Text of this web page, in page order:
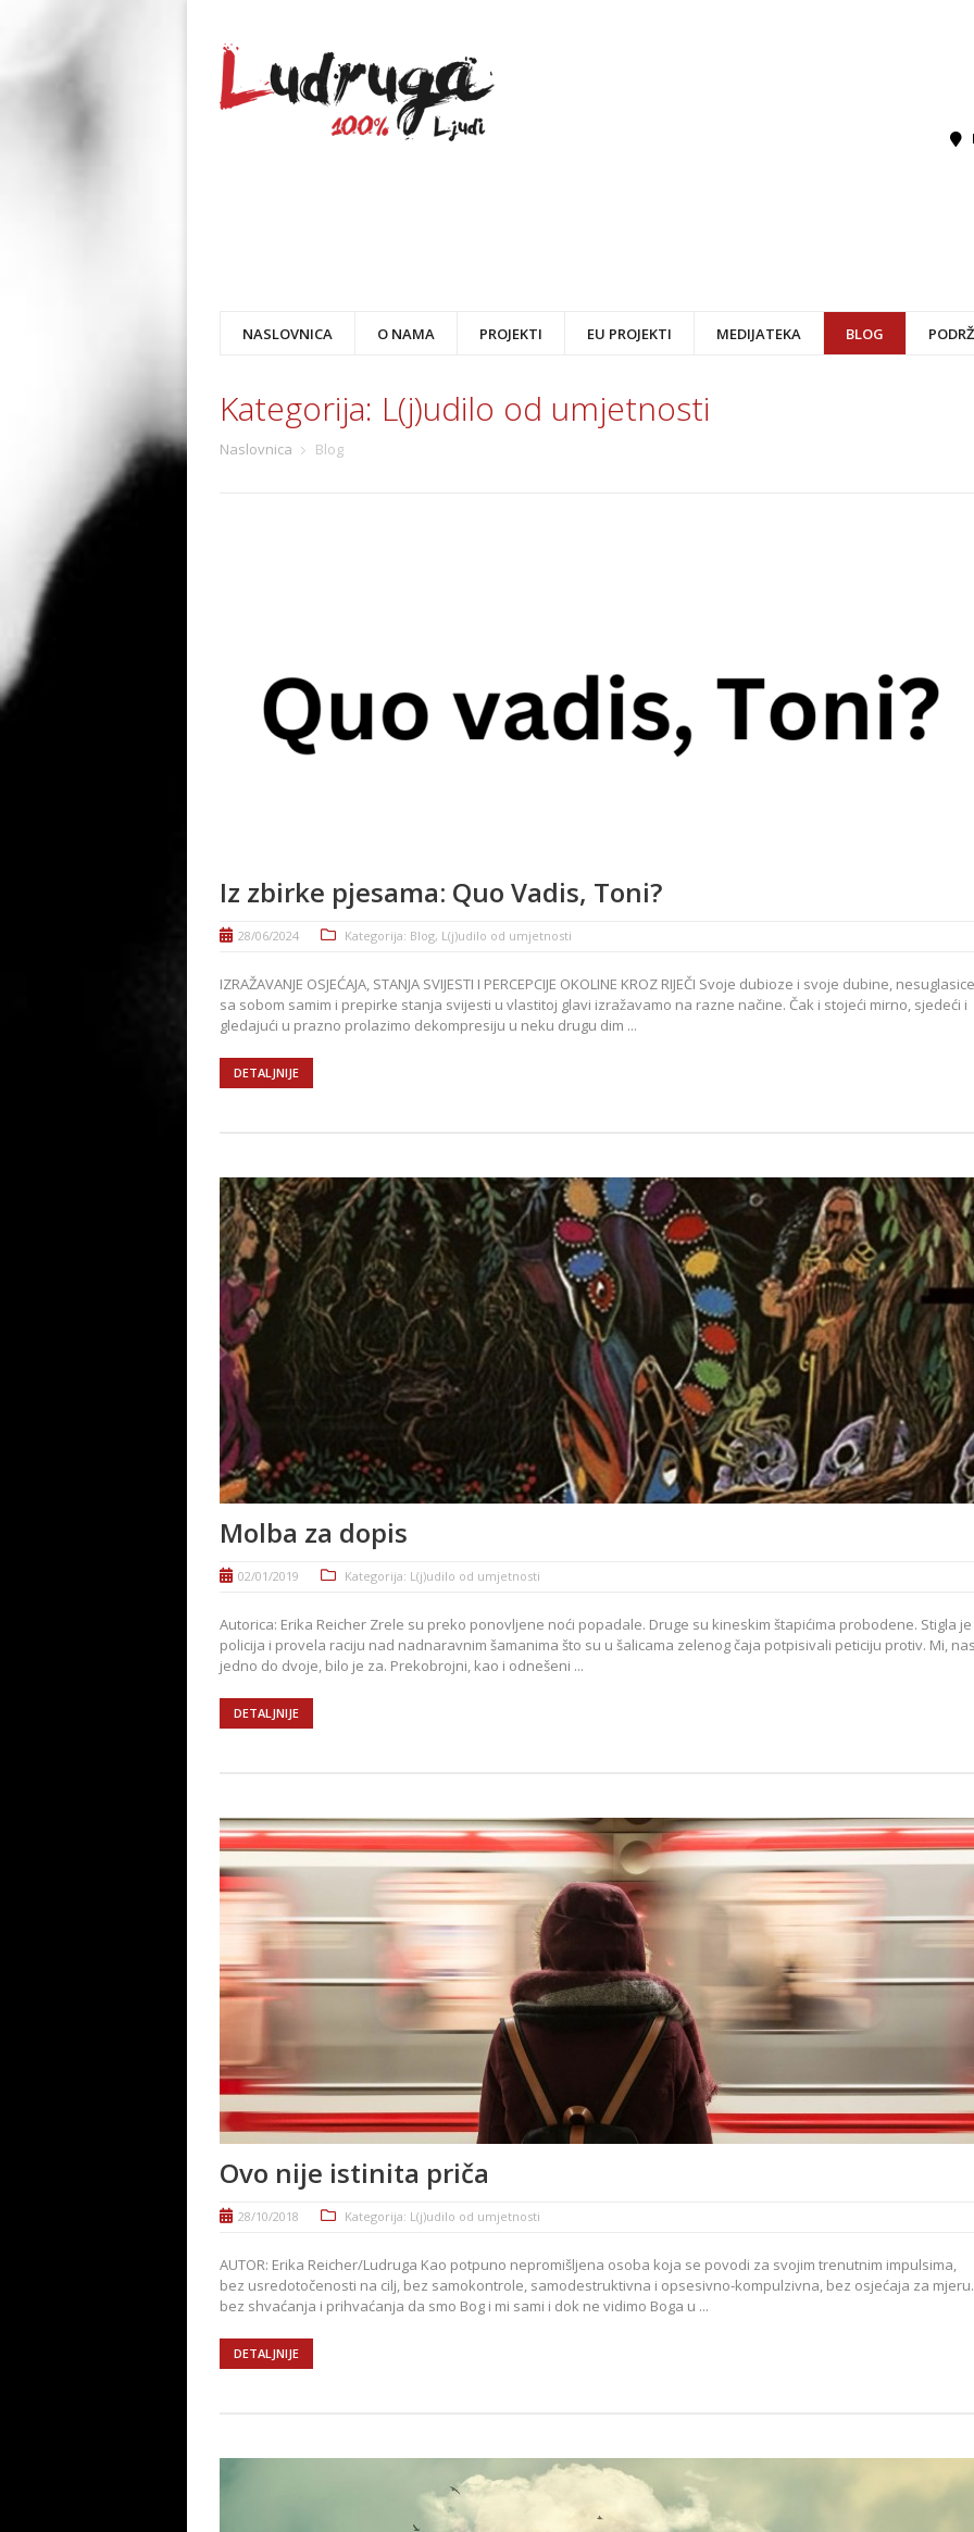
NASLOVNICA O NAMA PROJEKTI EU PROJEKTI MEDIJATEKA BLOG
Kategorija: L(j)udilo od umjetnosti
Naslovnica Blog
Iz zbirke pjesama: Quo Vadis, Toni?
28/06/2024 Kategorija: Blog, L(j)udilo od umjetnosti
IZRAŽAVANJE OSJEĆAJA, STANJA SVIJESTI I PERCEPCIJE OKOLINE KROZ RIJEČI Svoje dubioze i svoje dubine, nesuglasice
sa sobom samim i prepirke stanja svijesti u vlastitoj glavi izražavamo na razne načine. Čak i stojeći mirno, sjedeći i
gledajući u prazno prolazimo dekompresiju u neku drugu dim ...
DETALJNIJE
Molba za dopis
02/01/2019 Kategorija: L(j)udilo od umjetnosti
Autorica: Erika Reicher Zrele su preko ponovljene noći popadale. Druge su kineskim štapićima probodene. Stigla je
policija i provela raciju nad nadnaravnim šamanima što su u šalicama zelenog čaja potpisivali peticiju protiv. Mi,
jedno do dvoje, bilo je za. Prekobrojni, kao i odnešeni ...
DETALJNIJE
Ovo nije istinita priča
28/10/2018 Kategorija: L(j)udilo od umjetnosti
AUTOR: Erika Reicher/Ludruga Kao potpuno nepromišljena osoba koja se povodi za svojim trenutnim impulsima,
bez usredotočenosti na cilj, bez samokontrole, samodestruktivna i opsesivno-kompulzivna, bez osjećaja za
bez shvaćanja i prihvaćanja da smo Bog i mi sami i dok ne vidimo Boga u ...
DETALJNIJE